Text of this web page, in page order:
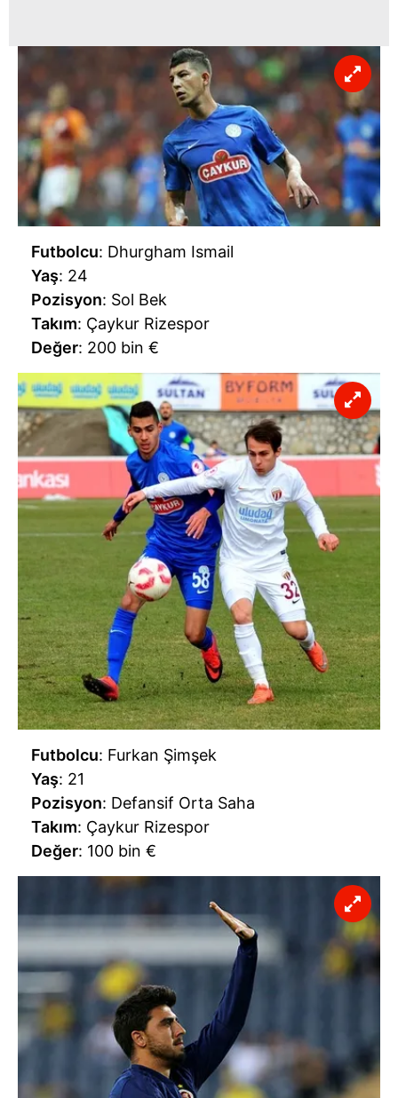
Futbolcu: Dhurgham Ismail
Yaş: 24
Pozisyon: Sol Bek
Takım: Çaykur Rizespor
Değer: 200 bin €
Futbolcu: Furkan Şimşek
Yaş: 21
Pozisyon: Defansif Orta Saha
Takım: Çaykur Rizespor
Değer: 100 bin €